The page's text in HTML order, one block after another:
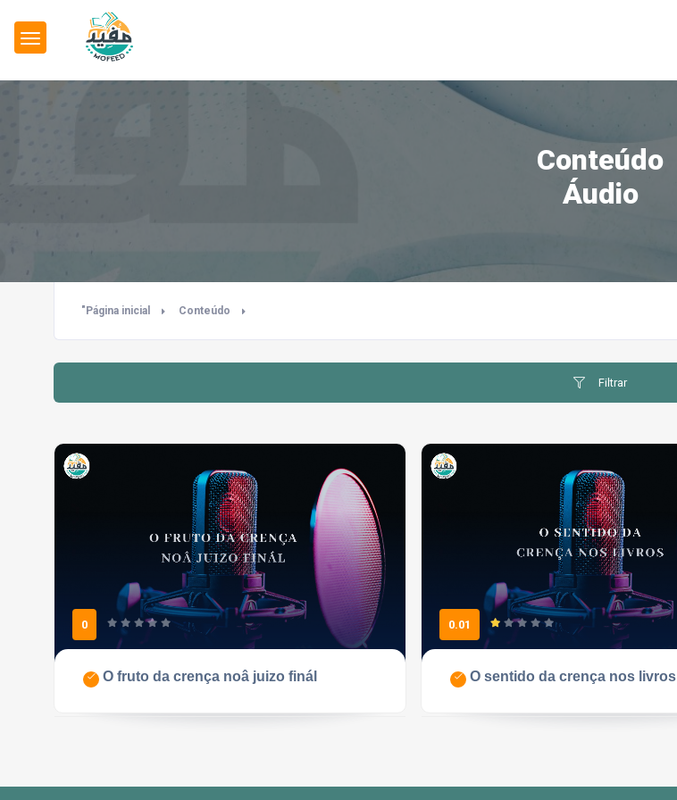
Conteúdo
Áudio
"Página inicial Conteúdo
Filtrar
0
O fruto da crença noâ juizo finál
0.01
O sentido da crença nos livros